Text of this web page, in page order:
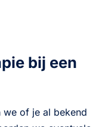
bij een
we of je al bekend